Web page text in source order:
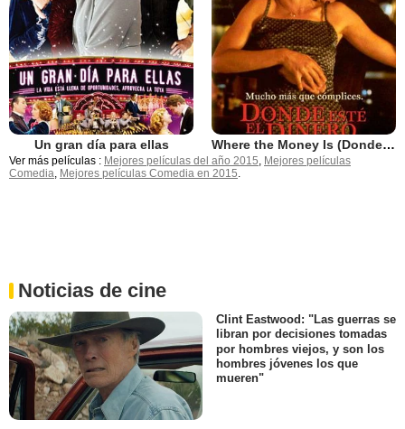
Un gran día para ellas Where the Money Is (Donde esté el dinero)
Ver más películas : Mejores películas del año 2015, Mejores películas
Comedia, Mejores películas Comedia en 2015.
Noticias de cine
Clint Eastwood: "Las guerras se
libran por decisiones tomadas
por hombres viejos, y son los
hombres jóvenes los que
mueren"